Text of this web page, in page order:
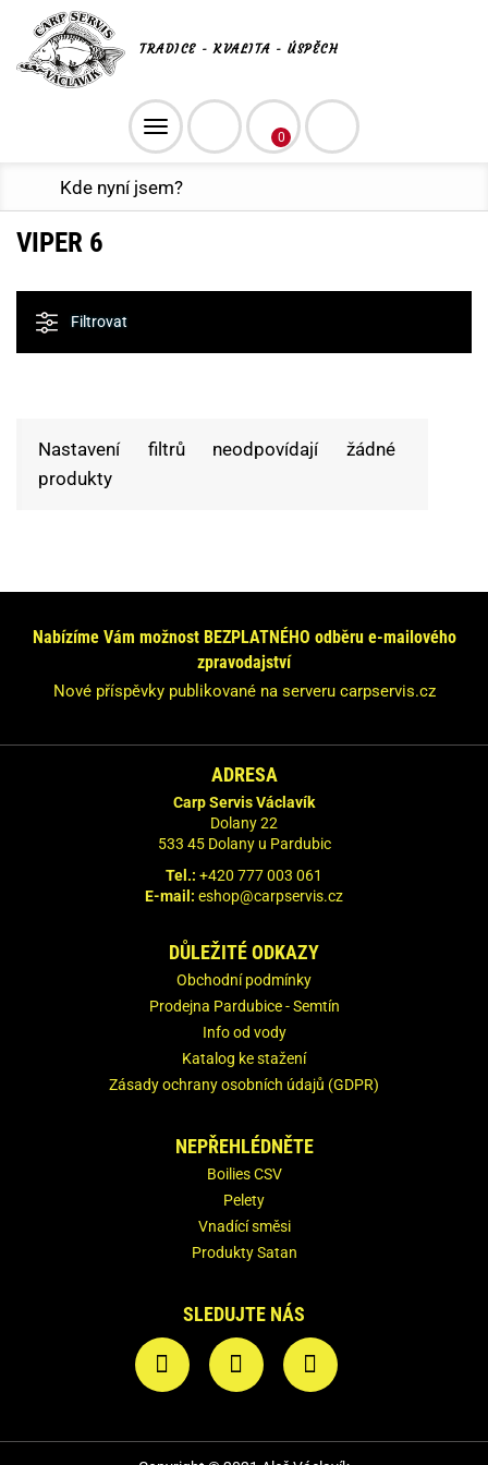
TRADICE - KVALITA - ÚSPĚCH
Toggle
navigation
0
Kde nyní jsem?
VIPER 6
Filtrovat
Nastavení filtrů neodpovídají žádné
produkty
Nabízíme Vám možnost BEZPLATNÉHO odběru e-mailového
zpravodajství
Nové příspěvky publikované na serveru carpservis.cz
ADRESA
Carp Servis Václavík
Dolany 22
533 45 Dolany u Pardubic
Tel.: +420 777 003 061
E-mail: eshop@carpservis.cz
DŮLEŽITÉ ODKAZY
Obchodní podmínky
Prodejna Pardubice - Semtín
Info od vody
Katalog ke stažení
Zásady ochrany osobních údajů (GDPR)
NEPŘEHLÉDNĚTE
Boilies CSV
Pelety
Vnadící směsi
Produkty Satan
SLEDUJTE NÁS